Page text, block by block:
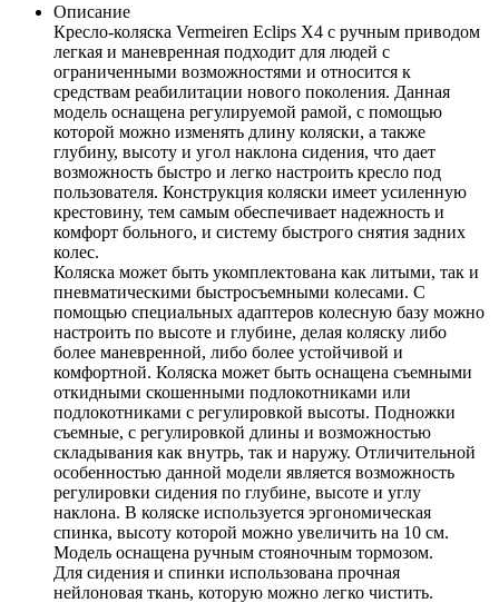
Описание
Кресло-коляска Vermeiren Eclips X4 с ручным приводом
легкая и маневренная подходит для людей с
ограниченными возможностями и относится к
средствам реабилитации нового поколения. Данная
модель оснащена регулируемой рамой, с помощью
которой можно изменять длину коляски, а также
глубину, высоту и угол наклона сидения, что дает
возможность быстро и легко настроить кресло под
пользователя. Конструкция коляски имеет усиленную
крестовину, тем самым обеспечивает надежность и
комфорт больного, и систему быстрого снятия задних
колес.
Коляска может быть укомплектована как литыми, так и
пневматическими быстросъемными колесами. С
помощью специальных адаптеров колесную базу можно
настроить по высоте и глубине, делая коляску либо
более маневренной, либо более устойчивой и
комфортной. Коляска может быть оснащена съемными
откидными скошенными подлокотниками или
подлокотниками с регулировкой высоты. Подножки
съемные, с регулировкой длины и возможностью
складывания как внутрь, так и наружу. Отличительной
особенностью данной модели является возможность
регулировки сидения по глубине, высоте и углу
наклона. В коляске используется эргономическая
спинка, высоту которой можно увеличить на 10 см.
Модель оснащена ручным стояночным тормозом.
Для сидения и спинки использована прочная
нейлоновая ткань, которую можно легко чистить.